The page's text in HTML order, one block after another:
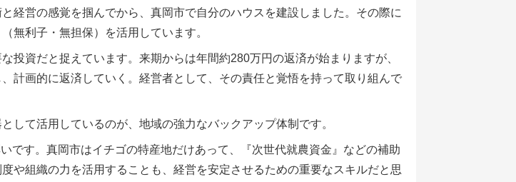
経営の感覚を掴んでから、真岡市で自分のハウスを建設しました。その際に
無利子・無担保）を活用しています。
投資だと捉えています。来期からは年間約280万円の返済が始まりますが、
計画的に返済していく。経営者として、その責任と覚悟を持って取り組んで
して活用しているのが、地域の強力なバックアップ体制です。
です。真岡市はイチゴの特産地だけあって、『次世代就農資金』などの補助
や組織の力を活用することも、経営を安定させるための重要なスキルだと思